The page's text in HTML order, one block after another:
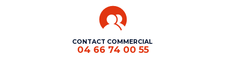
CONTACT COMMERCIAL
04 66 74 00 55